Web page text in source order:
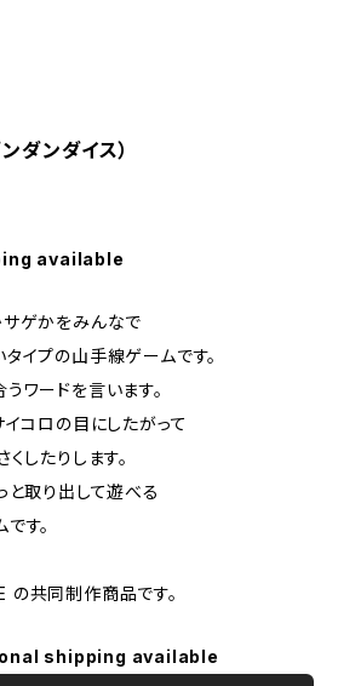
ダンダイス）
available
ゲかをみんなで
イプの山手線ゲームです。
ワードを言います。
イコロの目にしたがって
したりします。
と取り出して遊べる
す。
共同制作商品です。
shipping available